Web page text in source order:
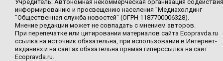
Учредитель: Автономная некоммерческая организация содействия
информированию и просвещению населения "Медиахолдинг
"Общественная служба новостей" (ОГРН 1187700006328).
Мнение редакции может не совпадать с мнением авторов.
При перепечатке или цитировании материалов сайта Ecopravda.ru
ссылка на источник обязательна, при использовании в Интернет-
изданиях и на сайтах обязательна прямая гиперссылка на сайт
Ecopravda.ru.